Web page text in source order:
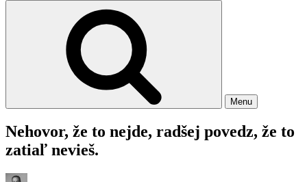
Menu
Nehovor, že to nejde, radšej povedz, že to
zatiaľ nevieš.